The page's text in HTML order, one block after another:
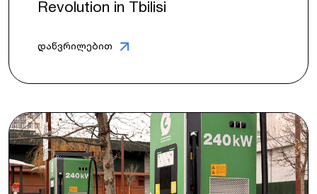
Revolution in Tbilisi
დაწვრილებით